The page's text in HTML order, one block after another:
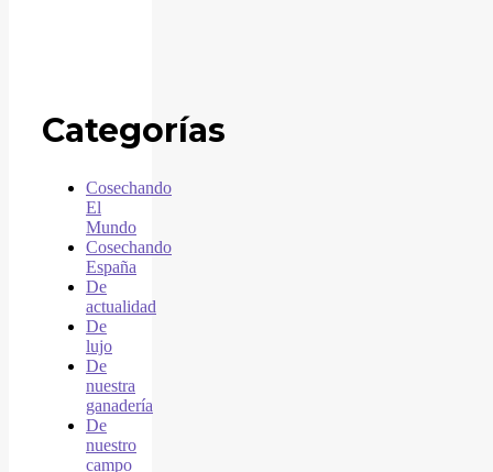
Categorías
Cosechando
El
Mundo
Cosechando
España
De
actualidad
De
lujo
De
nuestra
ganadería
De
nuestro
campo